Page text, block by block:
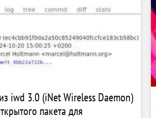
iwd 3.0 (iNet Wireless Daemon)
пакета для